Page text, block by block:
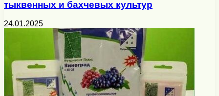
тыквенных и бахчевых культур
24.01.2025